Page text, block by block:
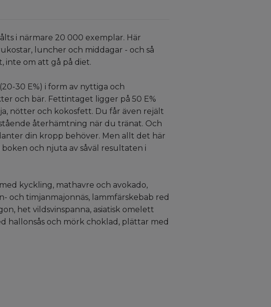
i närmare 20 000 exemplar. Här
luncher och middagar - och så
inte om att gå på diet.
30 E%) i form av nyttiga och
och bär. Fettintaget ligger på 50 E%
nötter och kokosfett. Du får även rejält
återhämtning när du tränat. Och
din kropp behöver. Men allt det här
och njuta av såväl resultaten i
kyckling, mathavre och avokado,
och timjanmajonnäs, lammfärskebab red
het vildsvinspanna, asiatisk omelett
hallonsås och mörk choklad, plättar med